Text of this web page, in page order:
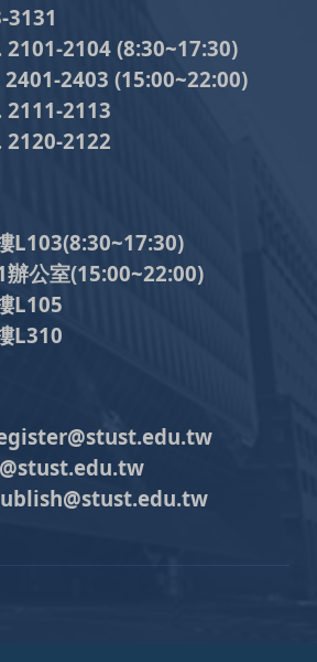
3131
2104 (8:30~17:30)
2403 (15:00~22:00)
2111-2113
2122
L103(8:30~17:30)
室(15:00~22:00)
L105
L310